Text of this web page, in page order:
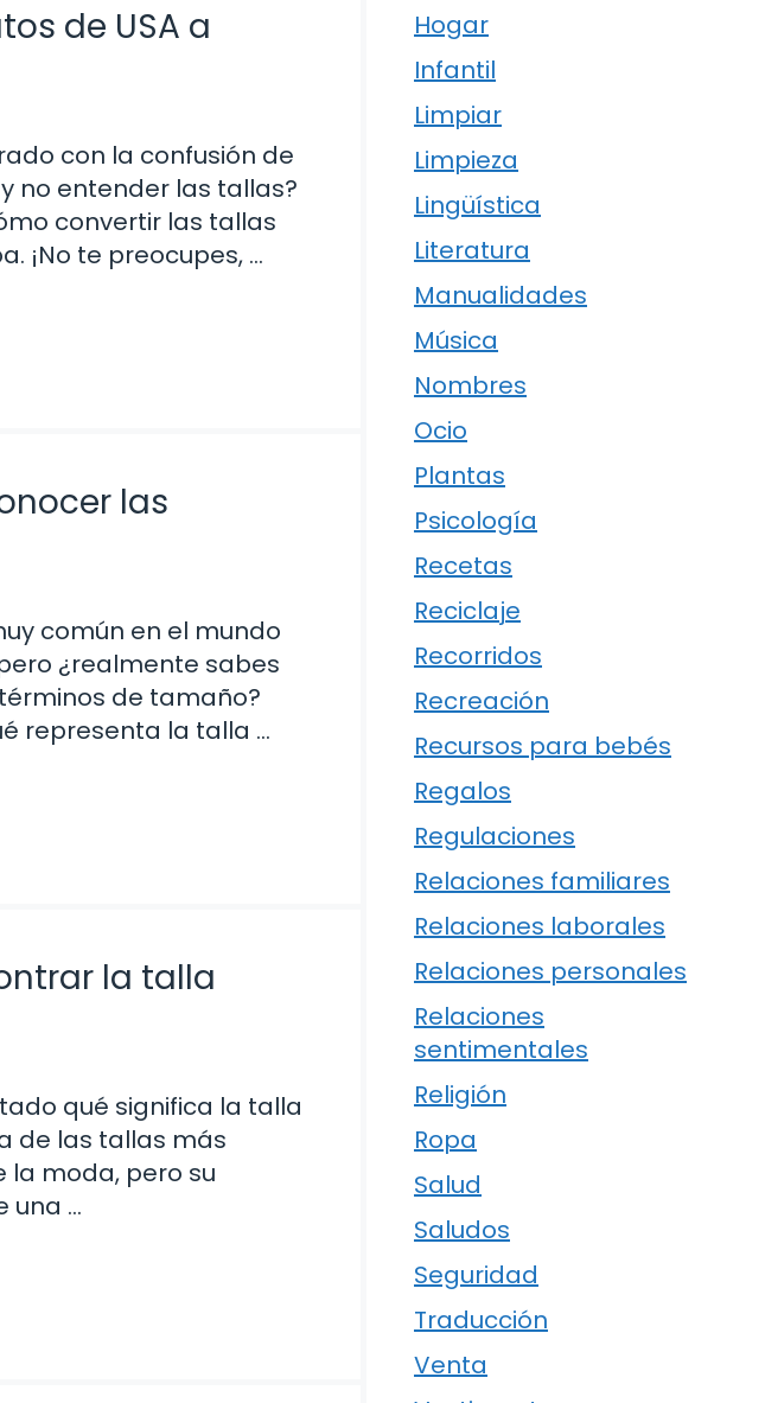
de USA a
con la confusión de
no entender las tallas?
convertir las tallas
¡No te preocupes, …
las
común en el mundo
¿realmente sabes
de tamaño?
representa la talla …
la talla
qué significa la talla
de las tallas más
la moda, pero su
una …
Hogar
Infantil
Limpiar
Limpieza
Lingüística
Literatura
Manualidades
Música
Nombres
Ocio
Plantas
Psicología
Recetas
Reciclaje
Recorridos
Recreación
Recursos para bebés
Regalos
Regulaciones
Relaciones familiares
Relaciones laborales
Relaciones personales
Relaciones
sentimentales
Religión
Ropa
Salud
Saludos
Seguridad
Traducción
Venta